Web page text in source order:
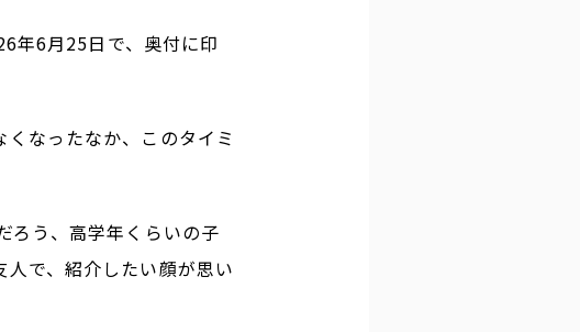
年6月25日で、奥付に印
なったなか、このタイミ
ろう、高学年くらいの子
で、紹介したい顔が思い